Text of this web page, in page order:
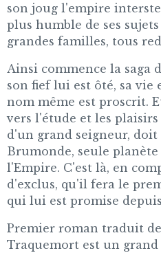
son joug l'empire
plus humble de ses
grandes familles, tous
Ainsi commence la saga
son fief lui est ôté, sa vie
nom même est proscrit.
vers l'étude et les
d'un grand seigneur,
Brumonde, seule
l'Empire. C'est là, en
d'exclus, qu'il fera le
qui lui est promise
Premier roman traduit
Traquemort est un grand